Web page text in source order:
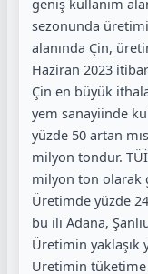
geniş kullanım
sezonunda
alanında Çin,
Haziran 2023
Çin en büyük
yem sanayiinde
yüzde 50 artan
milyon tondur.
milyon ton olarak
Üretimde yüzde
bu ili Adana,
Üretimin yaklaşık
Üretimin tüketime